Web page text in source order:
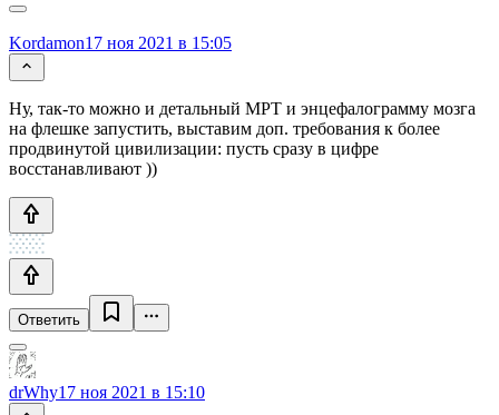
Kordamon17 ноя 2021 в 15:05
Ну, так-то можно и детальный МРТ и энцефалограмму мозга
на флешке запустить, выставим доп. требования к более
продвинутой цивилизации: пусть сразу в цифре
восстанавливают ))
Ответить
drWhy17 ноя 2021 в 15:10